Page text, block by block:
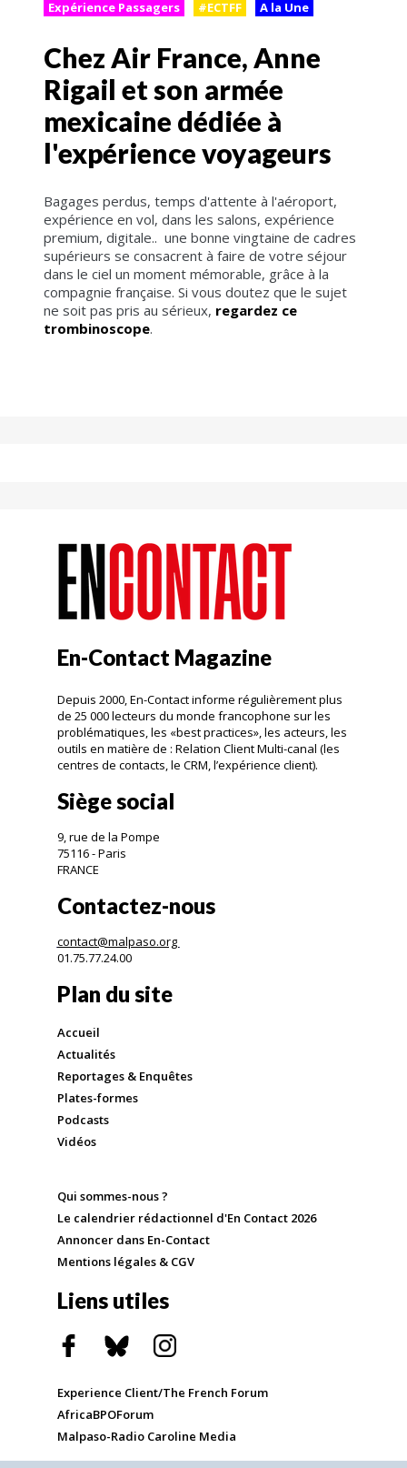
Expérience Passagers #ECTFF A la Une
Chez Air France, Anne
Rigail et son armée
mexicaine dédiée à
l'expérience voyageurs
Bagages perdus, temps d'attente à l'aéroport,
expérience en vol, dans les salons, expérience
premium, digitale.. une bonne vingtaine de cadres
supérieurs se consacrent à faire de votre séjour
dans le ciel un moment mémorable, grâce à la
compagnie française. Si vous doutez que le sujet
ne soit pas pris au sérieux, regardez ce
trombinoscope.
En-Contact Magazine
Depuis 2000, En-Contact informe régulièrement plus
de 25 000 lecteurs du monde francophone sur les
problématiques, les «best practices», les acteurs, les
outils en matière de : Relation Client Multi-canal (les
centres de contacts, le CRM, l’expérience client).
Siège social
9, rue de la Pompe
75116 - Paris
FRANCE
Contactez-nous
contact@malpaso.org
01.75.77.24.00
Plan du site
Accueil
Actualités
Reportages & Enquêtes
Plates-formes
Podcasts
Vidéos
Qui sommes-nous ?
Le calendrier rédactionnel d'En Contact 2026
Annoncer dans En-Contact
Mentions légales & CGV
Liens utiles
Experience Client/The French Forum
AfricaBPOForum
Malpaso-Radio Caroline Media